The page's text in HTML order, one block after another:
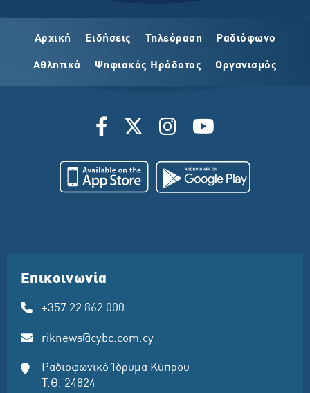
Αρχική Ειδήσεις Τηλεόραση Ραδιόφωνο
Αθλητικά Ψηφιακός Ηρόδοτος Οργανισμός
Επικοινωνία
+357 22 862 000
riknews@cybc.com.cy
Ραδιοφωνικό Ίδρυμα Κύπρου
Τ.Θ. 24824